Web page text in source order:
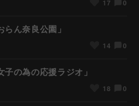
17 0
ん奈良公園」
14 0
の為の応援ラジオ」
18 0